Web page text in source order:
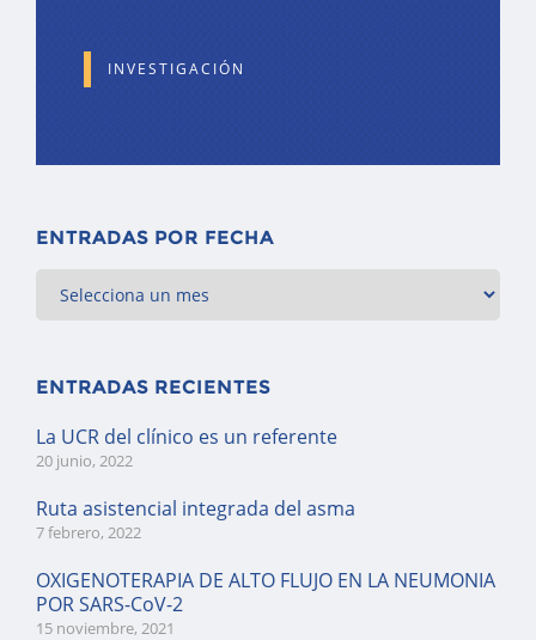
INVESTIGACIÓN
ENTRADAS POR FECHA
ENTRADAS RECIENTES
La UCR del clínico es un referente
20 junio, 2022
Ruta asistencial integrada del asma
7 febrero, 2022
OXIGENOTERAPIA DE ALTO FLUJO EN LA NEUMONIA
POR SARS-CoV-2
15 noviembre, 2021